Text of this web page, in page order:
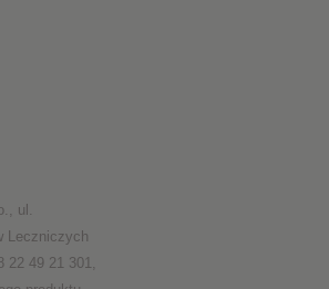
ul.
Leczniczych
22 49 21 301,